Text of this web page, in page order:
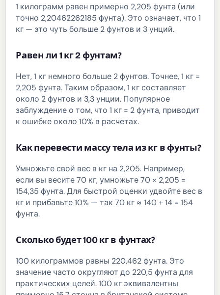
1 килограмм равен примерно 2,205 фунта (или
точно 2,20462262185 фунта). Это означает, что 1
кг — это чуть больше 2 фунтов и 3 унций.
Равен ли 1 кг 2 фунтам?
Нет, 1 кг немного больше 2 фунтов. Точнее, 1 кг =
2,205 фунта. Таким образом, 1 кг составляет
около 2 фунтов и 3,3 унции. Популярное
заблуждение о том, что 1 кг = 2 фунта, приводит
к ошибке около 10% в расчетах.
Как перевести массу тела из кг в фунты?
Умножьте свой вес в кг на 2,205. Например,
если вы весите 70 кг, умножьте 70 × 2,205 =
154,35 фунта. Для быстрой оценки удвойте вес в
кг и прибавьте 10% — так 70 кг ≈ 140 + 14 = 154
фунта.
Сколько будет 100 кг в фунтах?
100 килограммов равны 220,462 фунта. Это
значение часто округляют до 220,5 фунта для
практических целей. 100 кг эквивалентны